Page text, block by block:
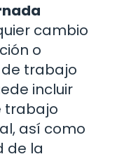
cambio
o
trabajo
incluir
trabajo
así como
de la